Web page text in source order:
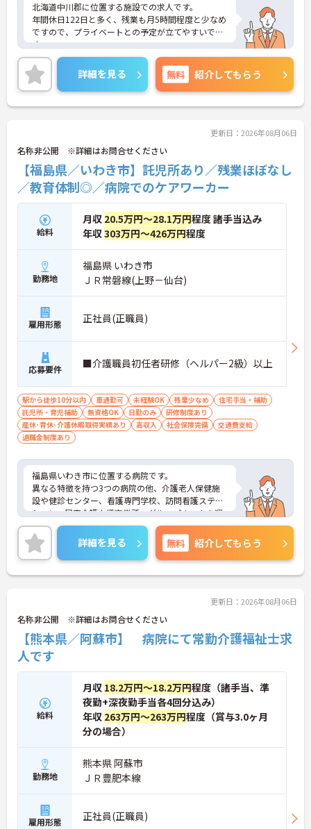
北海道中川郡に位置する施設での求人です。
年間休日122日と多く、残業も月5時間程度と少なめ
ですので、プライベートとの予定が立てやすいで
す。
また、託児所完備されておりますので、お子様がい
らっしゃる方でも安心してご就業していただけま
す。
ご興味のある方は、お気軽にお問い合わせくださ
い。
詳細を見る 無料 紹介してもらう
更新日：2026年08月06日
名称非公開 ※詳細はお問合せください
【福島県／いわき市】託児所あり／残業ほぼなし
／教育体制◎／病院でのケアワーカー
給料
月収 20.5万円～28.1万円程度 諸手当込み
年収303万円～426万円程度
勤務地
福島県 いわき市
ＪＲ常磐線(上野－仙台)
雇用形態 正社員(正職員)
応募要件 ■介護職員初任者研修（ヘルパー2級）以上
駅から徒歩10分以内 車通勤可 未経験OK 残業少なめ
住宅手当・補助
託児所・育児補助
無資格OK 日勤のみ
研修制度あり
産休･育休･介護休暇取得実績あり
高収入 社会保険完備
交通費支給
退職金制度あり
福島県いわき市に位置する病院です。
異なる特徴を持つ3つの病院の他、介護老人保健施
設や健診センター、看護専門学校、訪問看護ステー
ション、居宅介護支援事業所、グループホームを運
営している法人です。
教育体制にも力を入れており、働きながらスキルア
ップも目指せます。
ご興味ある方には、面接対策ポイントなど、さらに
詳細をお話しいたしますのでお気軽にご相談くださ
詳細を見る 無料 紹介してもらう
更新日：2026年08月06日
名称非公開 ※詳細はお問合せください
【熊本県／阿蘇市】 病院にて常勤介護福祉士求
人です
給料
月収 18.2万円～18.2万円程度（諸手当、準
夜勤+深夜勤手当各4回分込み）
年収 263万円～263万円程度（賞与3.0ヶ月
分の場合）
勤務地
熊本県 阿蘇市
ＪＲ豊肥本線
雇用形態 正社員(正職員)